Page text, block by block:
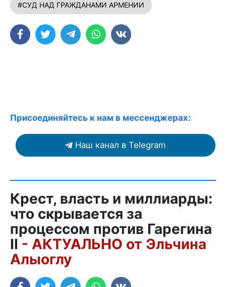
#СУД НАД ГРАЖДАНАМИ АРМЕНИИ
Присоединяйтесь к нам в мессенджерах:
Наш канал в Telegram
Крест, власть и миллиарды:
что скрывается за
процессом против Гарегина
II - АКТУАЛЬНО от Эльчина
Алыоглу